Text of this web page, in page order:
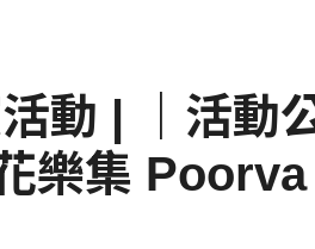
動 | ｜活動
樂集